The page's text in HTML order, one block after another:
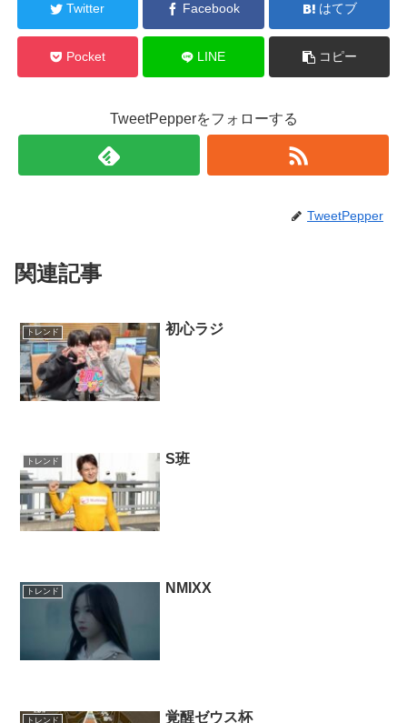
Twitter Facebook はてブ
Pocket LINE コピー
TweetPepperをフォローする
TweetPepper
関連記事
トレンド 初心ラジ
トレンド S班
トレンド NMIXX
トレンド 覚醒ゼウス杯